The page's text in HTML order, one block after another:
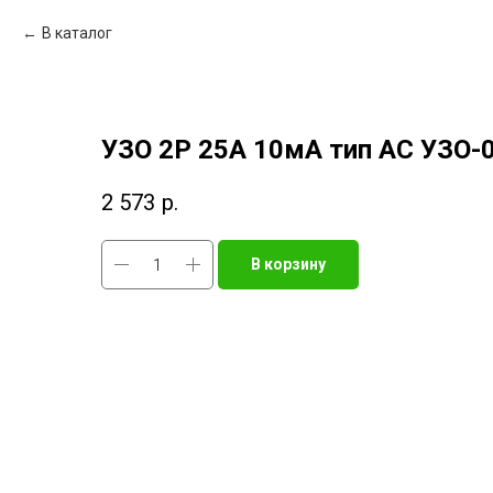
В каталог
УЗО 2Р 25А 10мА тип АС УЗО-
2 573 р.
В корзину